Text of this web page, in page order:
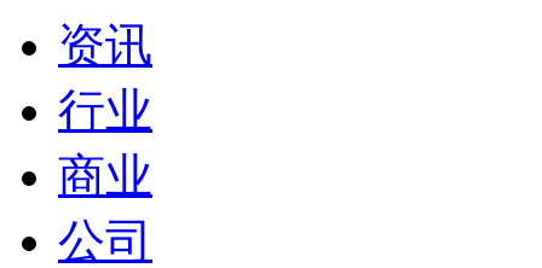
资讯
行业
商业
公司